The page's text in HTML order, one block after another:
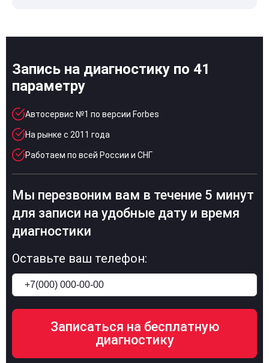
Запись на диагностику по 41
параметру
Автосервис №1 по версии Forbes
На рынке с 2011 года
Работаем по всей России и СНГ
Мы перезвоним вам в течение 5 минут
для записи на удобные дату и время
диагностики
Оставьте ваш телефон: